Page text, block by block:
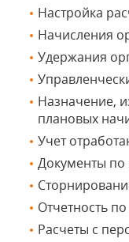
Настройка
Начисления
Удержания
Назначение,
плановых
Учет
Документы по
Отчетность
Расчеты с